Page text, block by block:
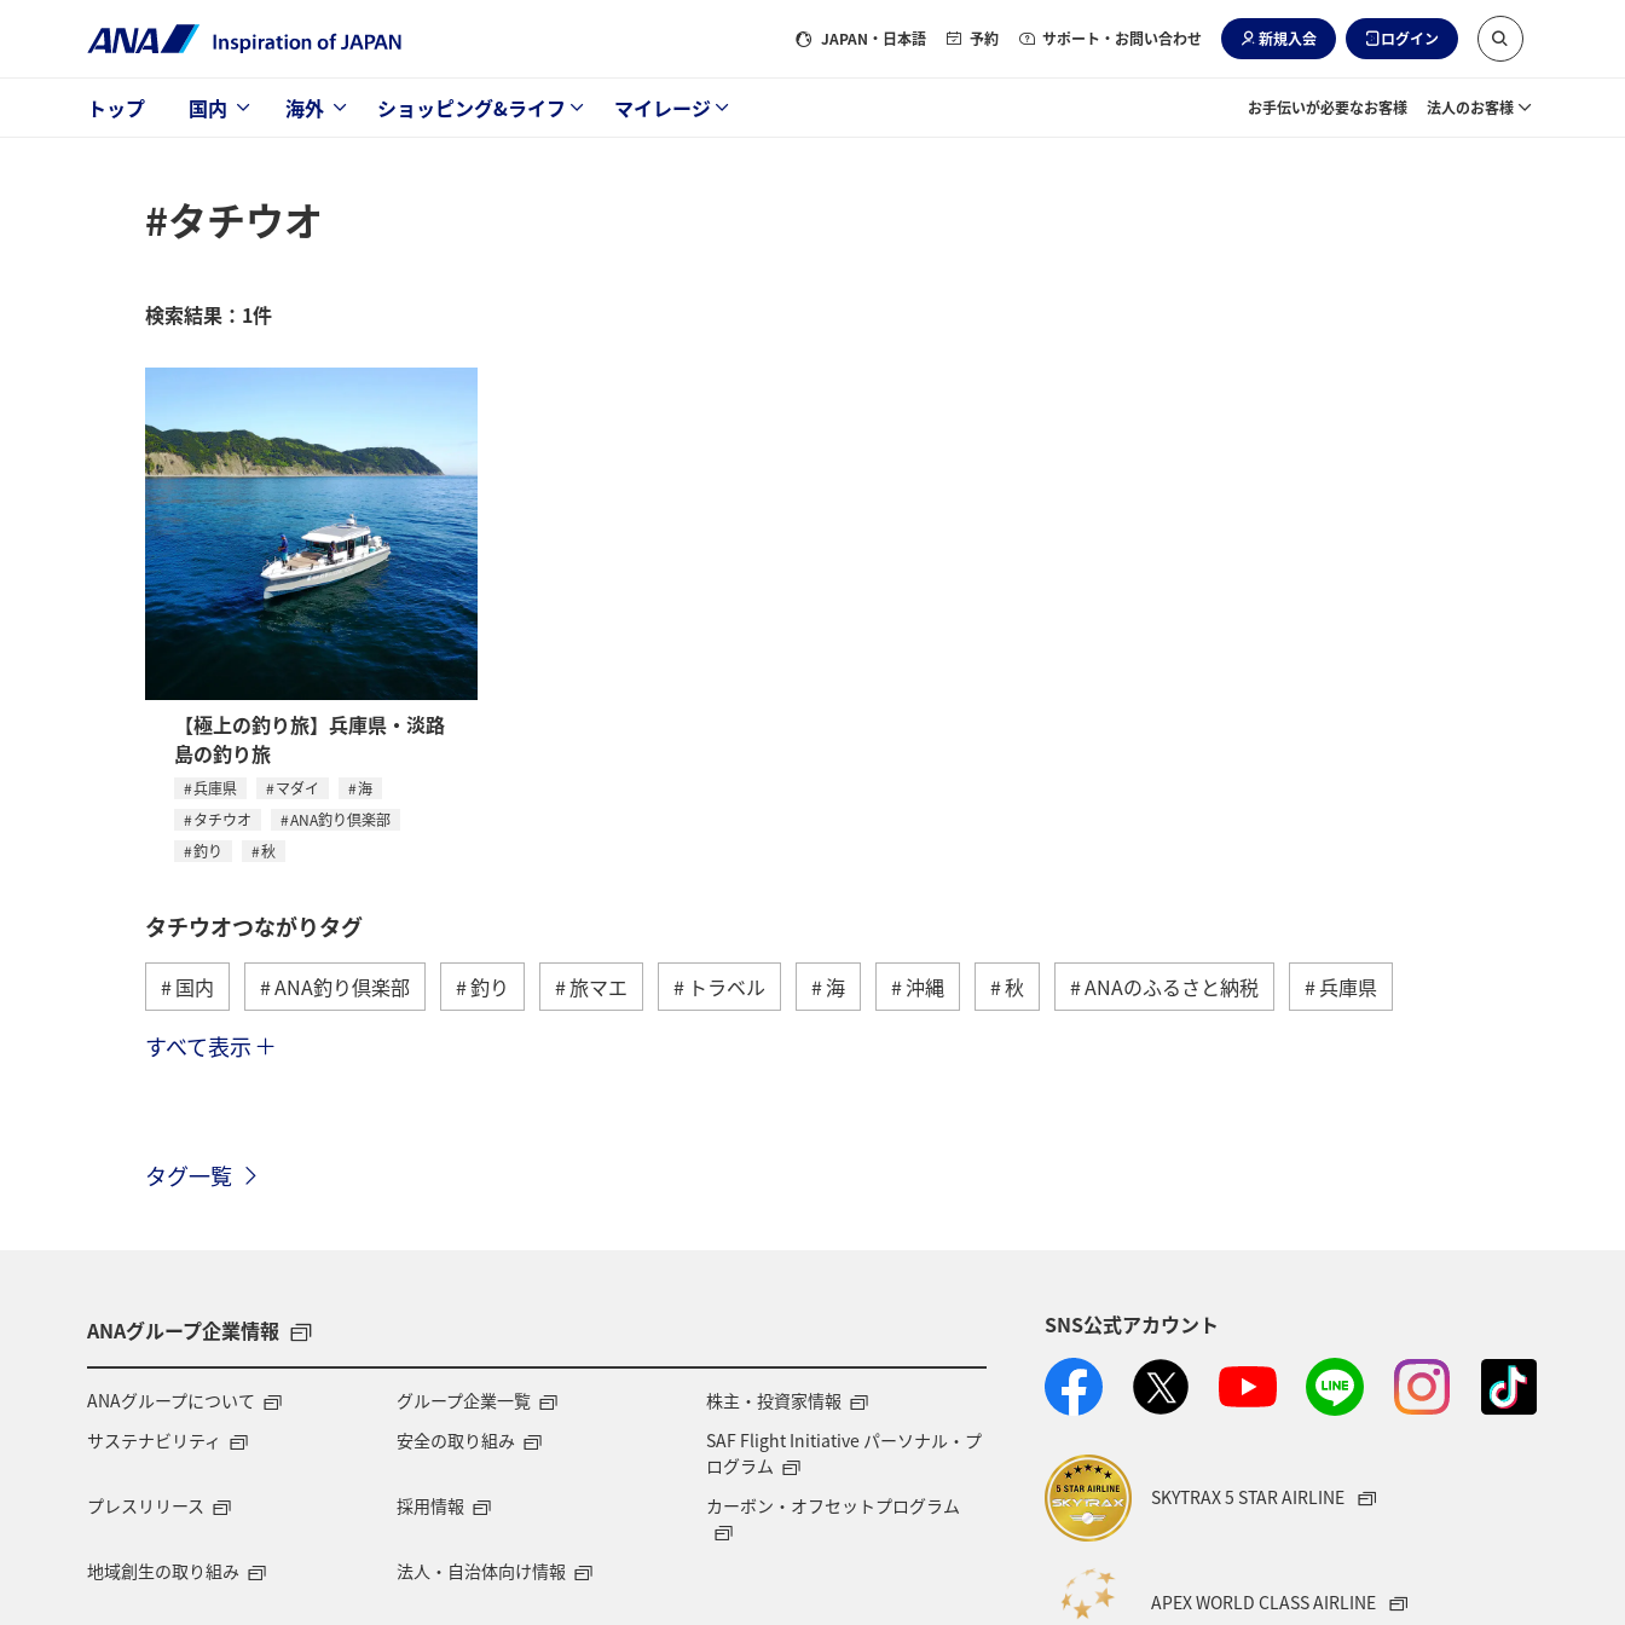
JAPAN ・日本語 予約 サポート・お問い合わせ 新規入会 ログイン
トップ 国内 海外 ショッピング&ライフ マイレージ お手伝いが必要なお客様 法人のお客様
#タチウオ
検索結果：1件
【極上の釣り旅】兵庫県・淡路
島の釣り旅
兵庫県 マダイ
海
タチウオ
ANA釣り倶楽部
釣り
秋
タチウオつながりタグ
国内 ANA釣り倶楽部 釣り 旅マエ トラベル 海 沖縄 秋 ANAのふるさと納税 兵庫県
春 夏
すべて表示
タグ一覧
ANAグループ企業情報
ANAグループについて グループ企業一覧
株主・投資家情報
サステナビリティ
安全の取り組み
SAF Flight Initiative パーソナル・プ
ログラム
プレスリリース
採用情報 カーボン・オフセットプログラム
地域創生の取り組み 法人・自治体向け情報
SNS公式アカウント
SKYTRAX 5 STAR AIRLINE
APEX WORLD CLASS AIRLINE